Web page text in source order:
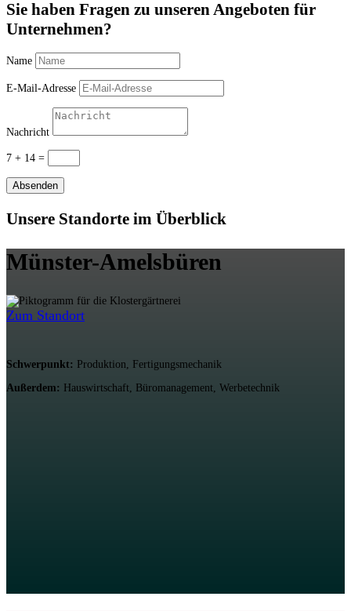
Sie haben Fragen zu unseren Angeboten für
Unternehmen?
Name
E-Mail-Adresse
Nachricht
7 + 14 =
Absenden
Unsere Standorte im Überblick
Münster-Amelsbüren
Zum Standort
Schwerpunkt: Produktion, Fertigungsmechanik
Außerdem: Hauswirtschaft, Büromanagement, Werbetechnik